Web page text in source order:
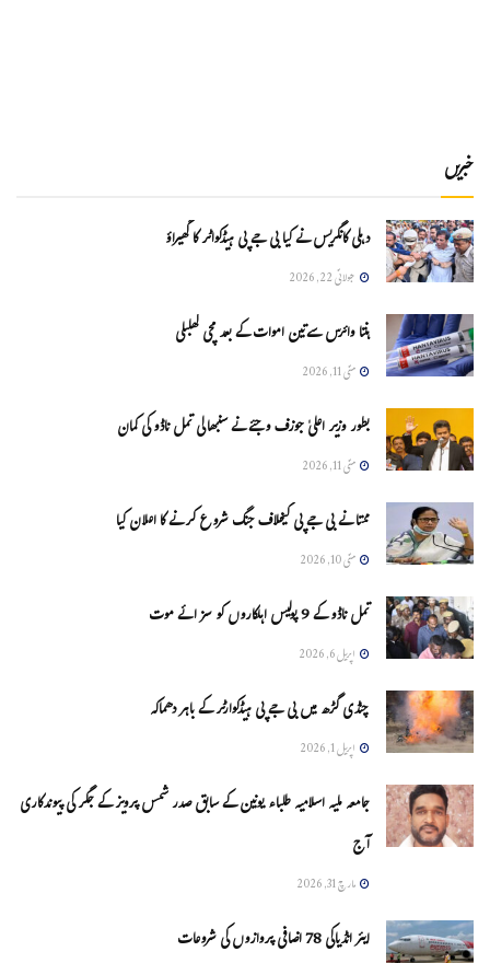
خبریں
دہلی کانگریس نے کیا بی جے پی ہیڈکواٹر کا گھیراؤ
جولائی 22, 2026
ہنتا وائرس سےتین اموات کے بعد مچی کھلبلی
مئی 11, 2026
بطور وزیر اعلیٰ جوزف وجئے نے سنبھالی تمل ناڈو کی کمان
مئی 11, 2026
ممتا نے بی جے پی کیخلاف جنگ شروع کرنے کا اعلان کیا
مئی 10, 2026
تمل ناڈو کے 9 پولیس اہلکاروں کو سزائے موت
اپریل 6, 2026
چنڈی گڑھ میں بی جے پی ہیڈکوارٹر کے باہر دھماکہ
اپریل 1, 2026
جامعہ ملیہ اسلامیہ طلباء یونین کے سابق صدر شمس پرویز کے جگر کی پیوندکاری
آج
مارچ 31, 2026
ایئر انڈیاکی 78 اضافی پروازوں کی شروعات